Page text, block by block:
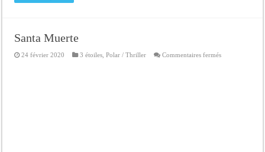
Santa Muerte
24 février 2020 3 étoiles ,Polar / Thriller Commentaires ferméssur